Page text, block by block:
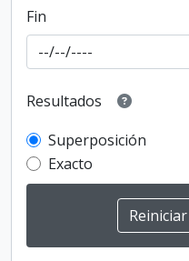
Fin
Resultados
Superposición
Exacto